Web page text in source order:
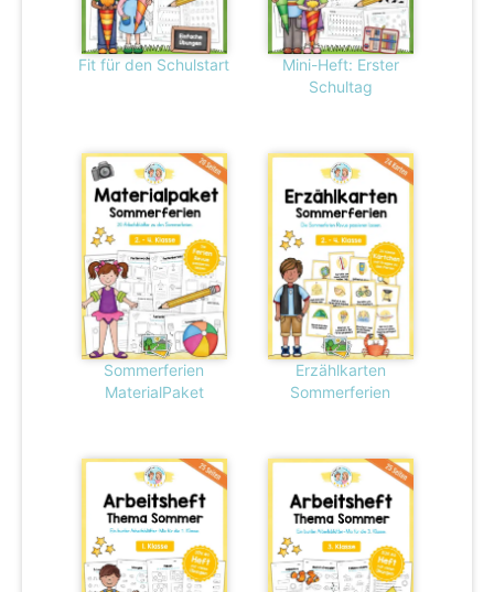
Fit für den Schulstart
Mini-Heft: Erster
Schultag
Sommerferien
MaterialPaket
Erzählkarten
Sommerferien